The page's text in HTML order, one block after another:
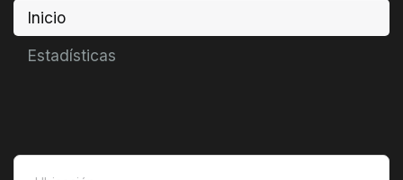
Inicio
Estadísticas